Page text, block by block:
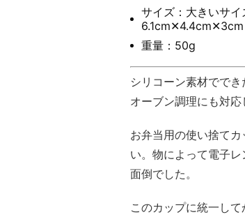
サイズ：大きいサ
6.1cm✕4.4cm✕3cm
重量：50g
シリコーン素材でで
オーブン調理にも対応
お弁当用の使い捨て
い。物によって電子
面倒でした。
このカップに統一し